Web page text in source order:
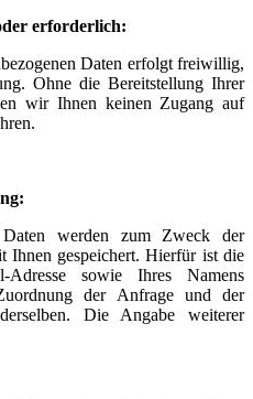
erforderlich:
Daten erfolgt freiwillig,
Ohne die Bereitstellung Ihrer
wir Ihnen keinen Zugang auf
werden zum Zweck der
gespeichert. Hierfür ist die
sowie Ihres Namens
der Anfrage und der
Die Angabe weiterer